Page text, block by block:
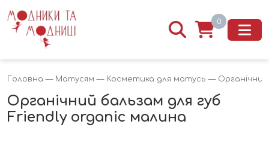
0
Головна — Матусям — Косметика для матусь —
Органічний бальзам для губ
Friendly organic малина